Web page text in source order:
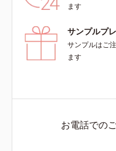
ます
サンプルプ
サンプルはご
ます
お電話での